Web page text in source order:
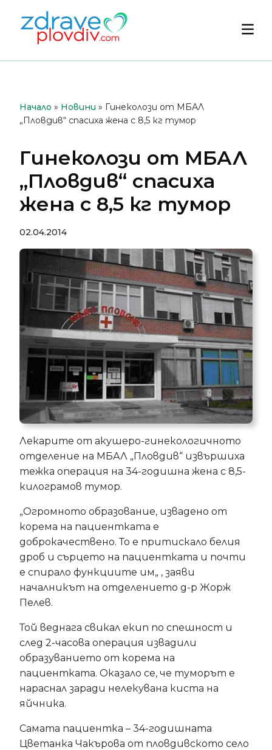
съдържанието
Начало » Новини » Гинеколози от МБАЛ
„Пловдив“ спасиха жена с 8,5 кг тумор
Гинеколози от МБАЛ
„Пловдив“ спасиха
жена с 8,5 кг тумор
02.04.2014
Лекарите от акушеро-гинекологичното
отделение на МБАЛ „Пловдив“ извършиха
тежка операция на 34-годишна жена с 8,5-
килограмов тумор.
„Огромното образование, извадено от
корема на пациентката е
доброкачествено. То е притискало белия
дроб и сърцето на пациентката и почти
е спирало функциите им„ , заяви
началникът на отделението д-р Жорж
Пелев.
Той веднага свикал екип по спешност и
след 2-часова операция извадили
образуванието от корема на
пациентката. Оказало се, че туморът е
нараснал заради нелекувана киста на
яйчника.
Самата пациентка – 34-годишната
Цветанка Чакърова от пловдивското село